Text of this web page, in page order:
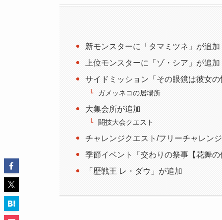
新モンスターに「タマミツネ」が追加
上位モンスターに「ゾ・シア」が追加
サイドミッション「その眼鏡は彼女
ガメッネコの居場所
大集会所が追加
闘技大会クエスト
チャレンジクエスト/フリーチャレン
季節イベント「交わりの祭事【花舞の
「歴戦王 レ・ダウ」が追加